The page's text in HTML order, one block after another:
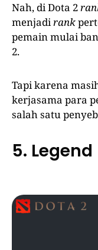
Nah, di Dota 2
menjadirank
pemain mulai
2.
Tapi karena
kerjasama para
salah satu
5. Legend